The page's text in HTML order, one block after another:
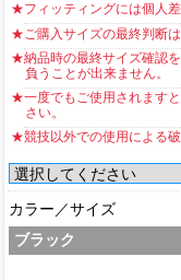
★フィッティングには個人
★ご購入サイズの最終判断は
★納品時の最終サイズ確認
負うことが出来ません。
★一度でもご使用されます
さい。
★競技以外での使用による破
カラー／サイズ
ブラック